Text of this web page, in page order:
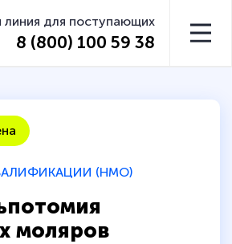
линия для поступающих
8 (800) 100 59 38
(НМО)
моляров